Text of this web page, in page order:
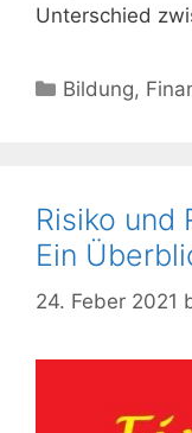
Unterschied
Kategorien
Bildung,
Risiko und
Ein
24. Feber 2021